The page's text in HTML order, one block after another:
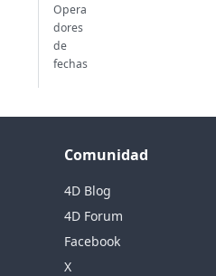
Opera
dores
de
fechas
Comunidad
4D Blog
4D Forum
Facebook
X